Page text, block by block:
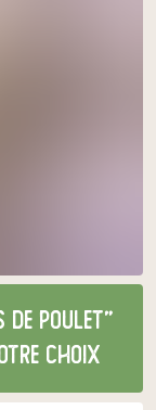
de poulet"
choix